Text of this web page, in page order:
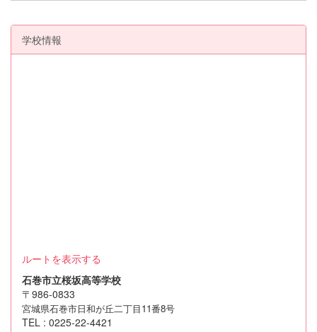
学校情報
ルートを表示する
石巻市立桜坂高等学校
〒986-0833
宮城県石巻市日和が丘二丁目11番8号
TEL : 0225-22-4421